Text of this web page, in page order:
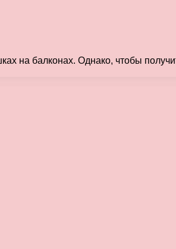
на балконах. Однако, чтобы